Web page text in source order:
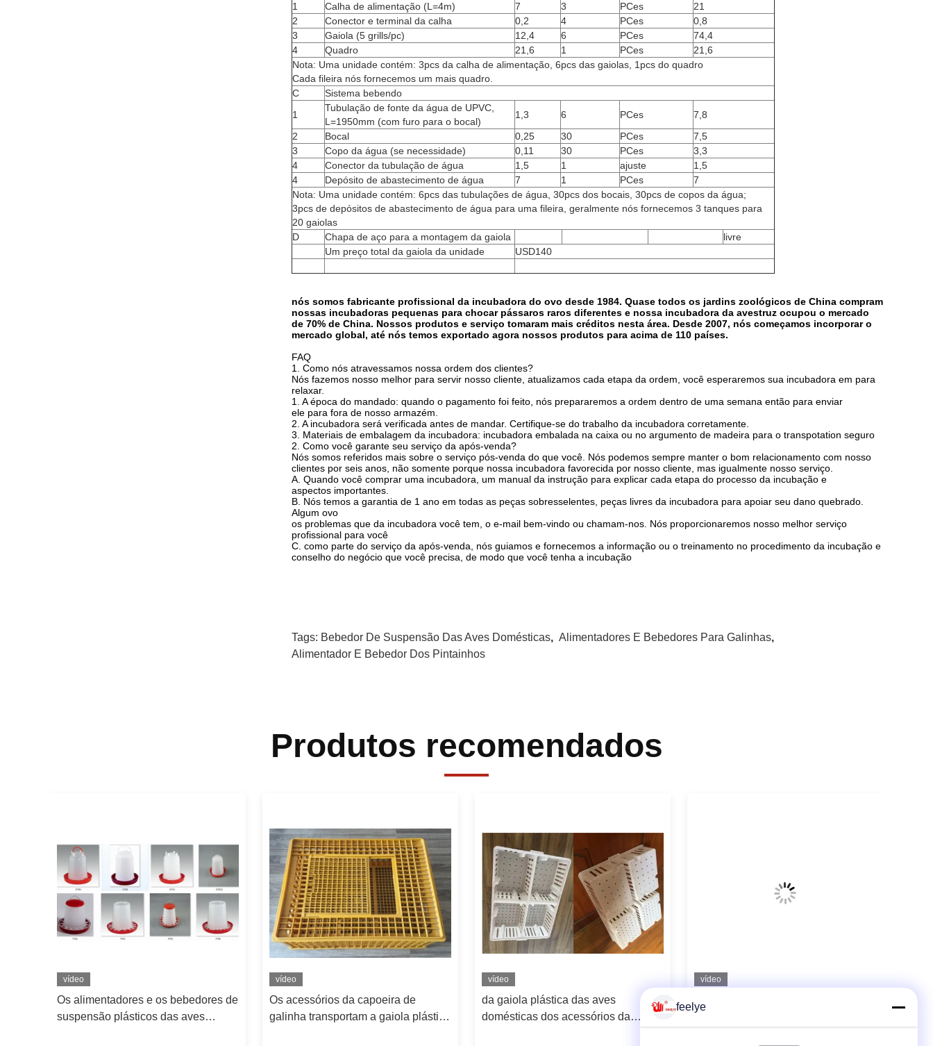
1
Calha de alimentação (L=4m) 7 3 PCes
21
2
Conector e terminal da calha 0,2 4 PCes
0,8
3
Gaiola (5 grills/pc) 12,4 6 PCes
74,4
4
Quadro 21,6 1 PCes
21,6
Nota: Uma unidade contém: 3pcs da calha de alimentação, 6pcs das gaiolas, 1pcs do quadro
Cada fileira nós fornecemos um mais quadro.
C
Sistema bebendo
1
Tubulação de fonte da água de UPVC,
L=1950mm (com furo para o bocal)
1,3 6 PCes
7,8
2
Bocal 0,25 30 PCes
7,5
3
Copo da água (se necessidade) 0,11 30 PCes
3,3
4
Conector da tubulação de água 1,5 1 ajuste
1,5
4
Depósito de abastecimento de água 7 1 PCes
7
Nota: Uma unidade contém: 6pcs das tubulações de água, 30pcs dos bocais, 30pcs de copos da água;
3pcs de depósitos de abastecimento de água para uma fileira, geralmente nós fornecemos 3 tanques para
20 gaiolas
D
Chapa de aço para a montagem da gaiola
livre
Um preço total da gaiola da unidade
USD140
nós somos fabricante profissional da incubadora do ovo desde 1984. Quase todos os jardins zoológicos de China compram
nossas incubadoras pequenas para chocar pássaros raros diferentes e nossa incubadora da avestruz ocupou o mercado
de 70% de China. Nossos produtos e serviço tomaram mais créditos nesta área. Desde 2007, nós começamos incorporar o
mercado global, até nós temos exportado agora nossos produtos para acima de 110 países.
FAQ
1. Como nós atravessamos nossa ordem dos clientes?
Nós fazemos nosso melhor para servir nosso cliente, atualizamos cada etapa da ordem, você esperaremos sua incubadora em para
relaxar.
1. A época do mandado: quando o pagamento foi feito, nós prepararemos a ordem dentro de uma semana então para enviar
ele para fora de nosso armazém.
2. A incubadora será verificada antes de mandar. Certifique-se do trabalho da incubadora corretamente.
3. Materiais de embalagem da incubadora: incubadora embalada na caixa ou no argumento de madeira para o transpotation seguro
2. Como você garante seu serviço da após-venda?
Nós somos referidos mais sobre o serviço pós-venda do que você. Nós podemos sempre manter o bom relacionamento com nosso
clientes por seis anos, não somente porque nossa incubadora favorecida por nosso cliente, mas igualmente nosso serviço.
A. Quando você comprar uma incubadora, um manual da instrução para explicar cada etapa do processo da incubação e
aspectos importantes.
B. Nós temos a garantia de 1 ano em todas as peças sobresselentes, peças livres da incubadora para apoiar seu dano quebrado.
Algum ovo
os problemas que da incubadora você tem, o e-mail bem-vindo ou chamam-nos. Nós proporcionaremos nosso melhor serviço
profissional para você
C. como parte do serviço da após-venda, nós guiamos e fornecemos a informação ou o treinamento no procedimento da incubação e
conselho do negócio que você precisa, de modo que você tenha a incubação
Tags: Bebedor De Suspensão Das Aves Domésticas, Alimentadores E Bebedores Para Galinhas,
Alimentador E Bebedor Dos Pintainhos
Produtos recomendados
vídeo
Os alimentadores e os bebedores de
suspensão plásticos das aves
vídeo
Os acessórios da capoeira de
galinha transportam a gaiola plástica
vídeo
da gaiola plástica das aves
domésticas dos acessórios da
vídeo
avícola da galinha de grelha e
feelye